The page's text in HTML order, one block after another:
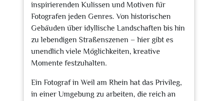
inspirierenden Kulissen und Motiven für
Fotografen jeden Genres. Von historischen
Gebäuden über idyllische Landschaften bis hin
zu lebendigen Straßenszenen – hier gibt es
unendlich viele Möglichkeiten, kreative
Momente festzuhalten.
Ein Fotograf in Weil am Rhein hat das Privileg,
in einer Umgebung zu arbeiten, die reich an